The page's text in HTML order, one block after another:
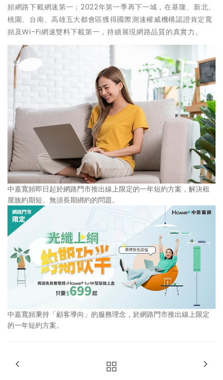
頻網路下載網速第一；2022年第一季再下一城，在基隆、新北、
桃園、台南、高雄五大都會區獲得國際測速權威機構認證肯定寬
頻及Wi-Fi網速雙料下載第一，持續展現網路品質的真實力。
中嘉寬頻即日起於網路門市推出線上限定的一年短約方案，解決租
屋族約期短、無須長期綁約的問題。
中嘉寬頻秉持「顧客導向」的服務理念，於網路門市推出線上限定
的一年短約方案。